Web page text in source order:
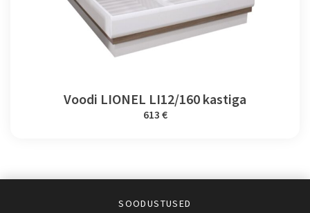
Voodi LIONEL LI12/160 kastiga
613 €
SOODUSTUSED